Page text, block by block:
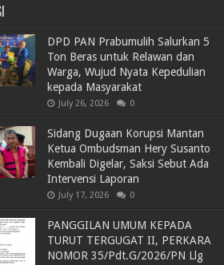
DPD PAN Prabumulih Salurkan 5
Ton Beras untuk Relawan dan
Warga, Wujud Nyata Kepedulian
kepada Masyarakat
July 26, 2026 0
Sidang Dugaan Korupsi Mantan
Ketua Ombudsman Hery Susanto
Kembali Digelar, Saksi Sebut Ada
Intervensi Laporan
July 17, 2026 0
PANGGILAN UMUM KEPADA
TURUT TERGUGAT II, PERKARA
NOMOR 35/Pdt.G/2026/PN Llg